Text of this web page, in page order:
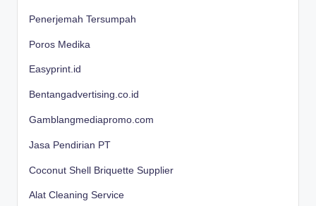
Penerjemah Tersumpah
Poros Medika
Easyprint.id
Bentangadvertising.co.id
Gamblangmediapromo.com
Jasa Pendirian PT
Coconut Shell Briquette Supplier
Alat Cleaning Service